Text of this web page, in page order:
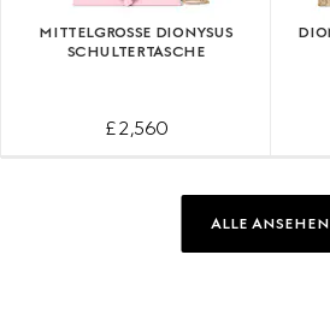
MITTELGROSSE DIONYSUS S
CHULTERTASCHE
£ 2,560
ALLE ANSEHEN